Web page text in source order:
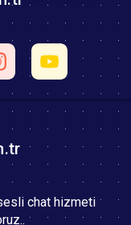
chat hizmeti